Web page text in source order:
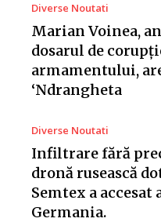
Diverse Noutati
Marian Voinea,
dosarul de
armamentului,
‘Ndrangheta
Diverse Noutati
Infiltrare fără
dronă rusească
Semtex a
Germania.